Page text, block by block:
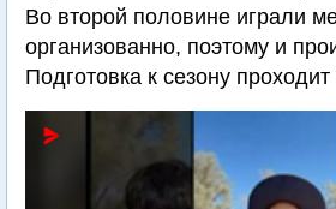
Во второй половине играли
организованно, поэтому и
Подготовка к сезону